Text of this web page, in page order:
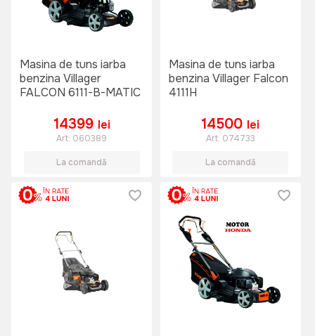
Masina de tuns iarba
benzina Villager
FALCON 6111-B-MATIC
14399 lei
Art: 060389
La comandă
Masina de tuns iarba
benzina Villager Falcon
4111H
14500 lei
Art: 074733
La comandă